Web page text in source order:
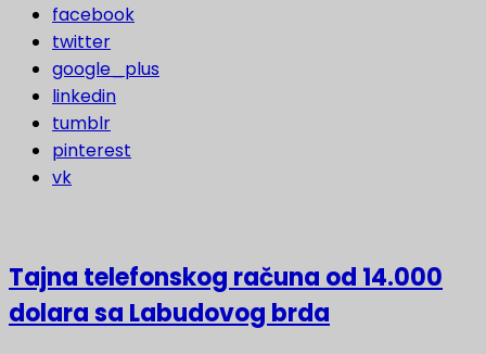
facebook
twitter
google_plus
linkedin
tumblr
pinterest
vk
Tajna telefonskog računa od 14.000
dolara sa Labudovog brda